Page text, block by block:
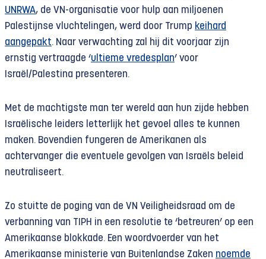
UNRWA, de VN-organisatie voor hulp aan miljoenen
Palestijnse vluchtelingen, werd door Trump keihard
aangepakt. Naar verwachting zal hij dit voorjaar zijn
ernstig vertraagde ‘ultieme vredesplan’ voor
Israël/Palestina presenteren.
Met de machtigste man ter wereld aan hun zijde hebben
Israëlische leiders letterlijk het gevoel alles te kunnen
maken. Bovendien fungeren de Amerikanen als
achtervanger die eventuele gevolgen van Israëls beleid
neutraliseert.
Zo stuitte de poging van de VN Veiligheidsraad om de
verbanning van TIPH in een resolutie te ‘betreuren’ op een
Amerikaanse blokkade. Een woordvoerder van het
Amerikaanse ministerie van Buitenlandse Zaken noemde